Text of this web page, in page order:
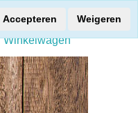
Winkelwagen
Accepteren Weigeren